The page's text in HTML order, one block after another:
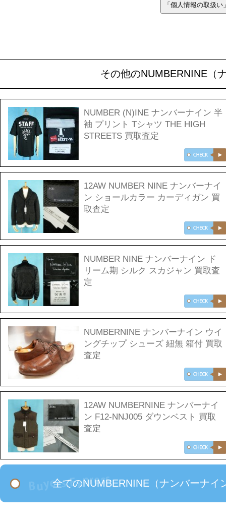
その他のNUMBERNINE（
NUMBER (N)INE ナンバーナイン 半
袖 プリント Tシャツ THE HIGH
STREETS 買取査定
12AW NUMBER NINE ナンバーナイ
ン ショールカラー カーディガン 買
取査定
NUMBER NINE ナンバーナイン ド
リーム期 シルク スカジャン 買取査
定
NUMBERNINE ナンバーナイン ウイ
ングチップ シューズ 紐無 箱付 買取
査定
12AW NUMBERNINE ナンバーナイ
ン F12-NNJ005 ダウンベスト 買取
査定
全てのNUMBERNINE（ナンバーナ